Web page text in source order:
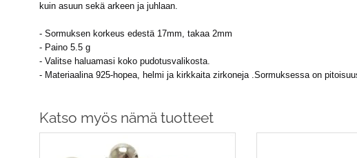
kuin asuun sekä arkeen ja juhlaan.
- Sormuksen korkeus edestä 17mm, takaa 2mm
- Paino 5.5 g
- Valitse haluamasi koko pudotusvalikosta.
- Materiaalina 925-hopea, helmi ja kirkkaita zirkoneja .Sormuksessa on
Katso myös nämä tuotteet